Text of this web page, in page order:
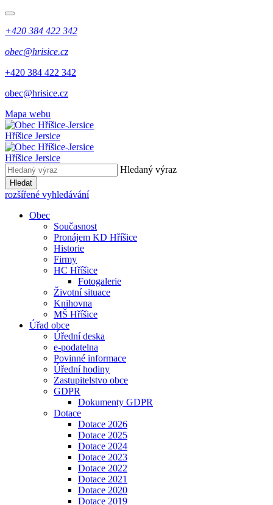
+420 384 422 342
obec@hrisice.cz
+420 384 422 342
obec@hrisice.cz
Mapa webu
Hříšice Jersice
Hříšice Jersice
Hledaný výraz
Hledat
rozšířené vyhledávání
Obec
Současnost
Pronájem KD Hříšice
Historie
Firmy
HC Hříšice
Fotogalerie
Životní situace
Knihovna
MŠ Hříšice
Úřad obce
Úřední deska
e-podatelna
Povinné informace
Úřední hodiny
Zastupitelstvo obce
GDPR
Dokumenty GDPR
Dotace
Dotace 2026
Dotace 2025
Dotace 2024
Dotace 2023
Dotace 2022
Dotace 2021
Dotace 2020
Dotace 2019